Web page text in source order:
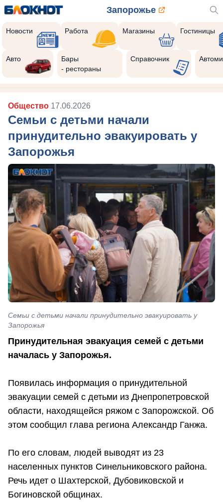
Запорожье
Новости Работа Магазины Гостиницы
Авто
Бары
- рестораны
Справочник
Общество 17.06.2026
Семьи с детьми начали
принудительно эвакуировать у
Запорожья
Семьи с детьми начали принудительно эвакуировать у
Запорожья
Принудительная эвакуация семей с детьми
началась у Запорожья.
Появилась информация о принудительной
эвакуации семей с детьми из Днепропетровской
области, находящейся ряжом с Запорожской. Об
этом сообщил глава региона Александр Ганжа.
По его словам, людей выводят из 23
населенных пунктов Синельниковского района.
Речь идет о Шахтерской, Дубовиковской и
Богиновской общинах.